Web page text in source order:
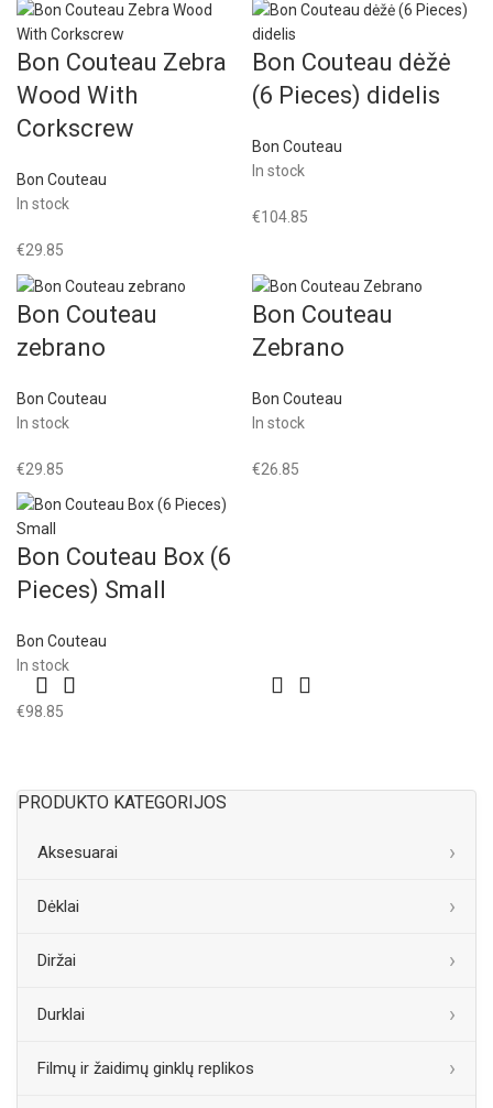
PRODUKTO KATEGORIJOS
Aksesuarai
Dėklai
Diržai
Durklai
Filmų ir žaidimų ginklų replikos
Bon Couteau Zebra
Wood With
Corkscrew
Bon Couteau
In stock
€29.85
Bon Couteau dėžė
(6 Pieces) didelis
Bon Couteau
In stock
€104.85
Bon Couteau
zebrano
Bon Couteau
In stock
€29.85
Bon Couteau
Zebrano
Bon Couteau
In stock
€26.85
Bon Couteau Box (6
Pieces) Small
Bon Couteau
In stock
€98.85